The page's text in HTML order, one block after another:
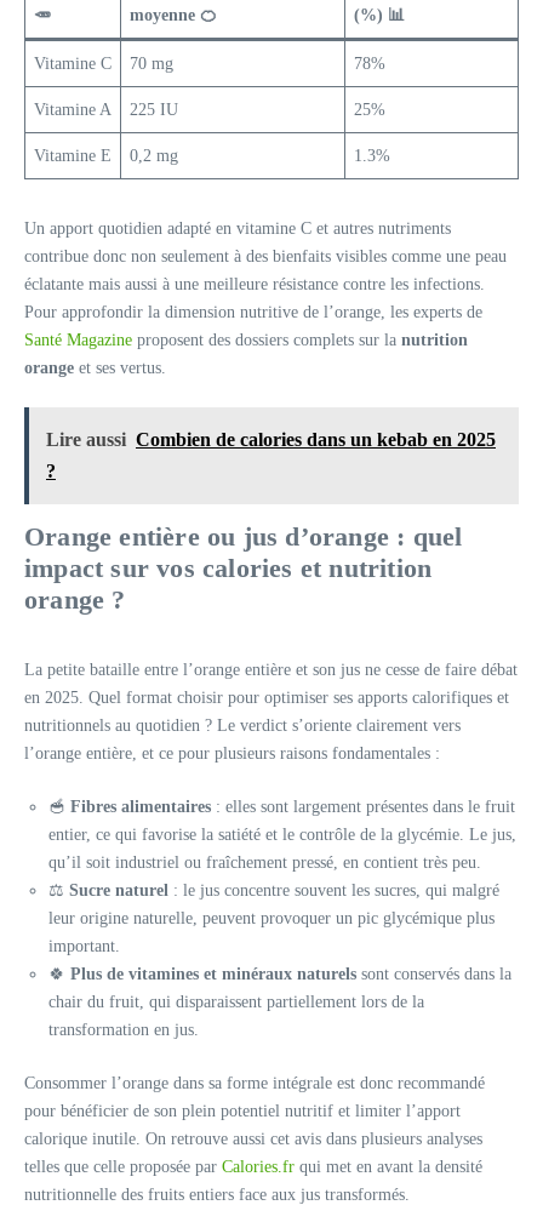
🥕
moyenne 🍊
(%) 📊
Vitamine C 70 mg 78%
Vitamine A 225 IU 25%
Vitamine E 0,2 mg 1.3%
Un apport quotidien adapté en vitamine C et autres nutriments
contribue donc non seulement à des bienfaits visibles comme une peau
éclatante mais aussi à une meilleure résistance contre les infections.
Pour approfondir la dimension nutritive de l’orange, les experts de
Santé Magazine proposent des dossiers complets sur la nutrition
orange et ses vertus.
Lire aussi Combien de calories dans un kebab en 2025
?
Orange entière ou jus d’orange : quel
impact sur vos calories et nutrition
orange ?
La petite bataille entre l’orange entière et son jus ne cesse de faire débat
en 2025. Quel format choisir pour optimiser ses apports calorifiques et
nutritionnels au quotidien ? Le verdict s’oriente clairement vers
l’orange entière, et ce pour plusieurs raisons fondamentales :
🥣 Fibres alimentaires : elles sont largement présentes dans le fruit
entier, ce qui favorise la satiété et le contrôle de la glycémie. Le jus,
qu’il soit industriel ou fraîchement pressé, en contient très peu.
⚖️ Sucre naturel : le jus concentre souvent les sucres, qui malgré
leur origine naturelle, peuvent provoquer un pic glycémique plus
important.
🍀 Plus de vitamines et minéraux naturels sont conservés dans la
chair du fruit, qui disparaissent partiellement lors de la
transformation en jus.
Consommer l’orange dans sa forme intégrale est donc recommandé
pour bénéficier de son plein potentiel nutritif et limiter l’apport
calorique inutile. On retrouve aussi cet avis dans plusieurs analyses
telles que celle proposée par Calories.fr qui met en avant la densité
nutritionnelle des fruits entiers face aux jus transformés.